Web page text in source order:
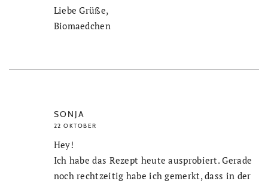
Liebe Grüße,
Biomaedchen
SONJA
22 OKTOBER
Hey!
Ich habe das Rezept heute ausprobiert. Gerade
noch rechtzeitig habe ich gemerkt, dass in der